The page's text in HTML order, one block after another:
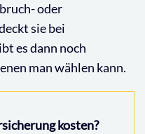
oder
sie bei
es dann noch
man wählen kann.
kosten?